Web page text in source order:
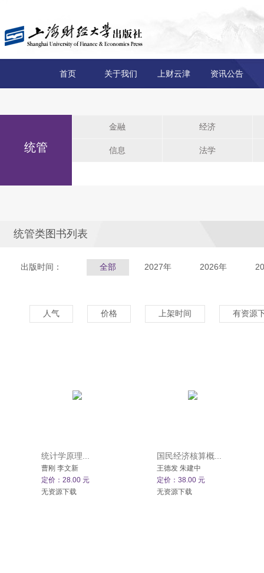
首页 关于我们 上财云津 资讯公告
统管
金融 经济
信息 法学
统管类图书列表
出版时间： 全部 2027年 2026年
人气 价格 上架时间 有资源
统计学原理...
曹刚 李文新
定价：28.00 元
无资源下载
国民经济核算概...
王德发 朱建中
定价：38.00 元
无资源下载